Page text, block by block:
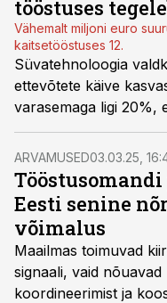
tööstuses
Vähemalt miljoni euro
kaitsetööstuses 12.
Süvatehnoloogia
ettevõtete käive
varasemaga ligi 20%,
kaks korda. Suurimat
enim investeeringuid
ARVAMUSED03.03.25,
Eesti senine
võimalus
Maailmas toimuvad
signaali, vaid
koordineerimist ja